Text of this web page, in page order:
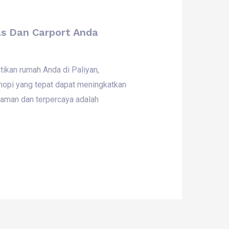
Dan Carport Anda
rumah Anda di Paliyan,
yang tepat dapat meningkatkan
dan terpercaya adalah